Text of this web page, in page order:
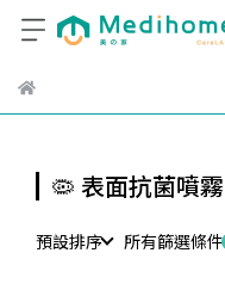
🦠 表面抗菌噴霧
預設排序 所有篩選條件